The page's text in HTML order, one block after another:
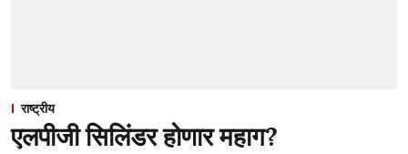
राष्ट्रीय
एलपीजी सिलिंडर होणार महाग?